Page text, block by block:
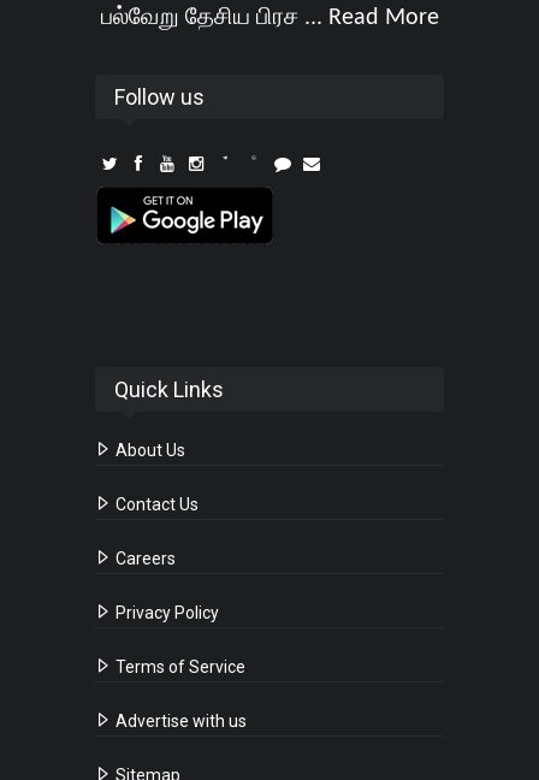
பல்வேறு தேசிய பிரச ... Read More
Follow us
Quick Links
About Us
Contact Us
Careers
Privacy Policy
Terms of Service
Advertise with us
Sitemap